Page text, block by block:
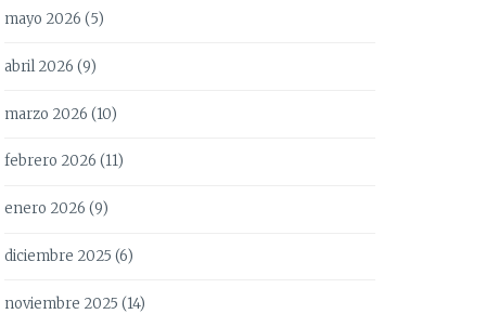
mayo 2026 (5)
abril 2026 (9)
marzo 2026 (10)
febrero 2026 (11)
enero 2026 (9)
diciembre 2025 (6)
noviembre 2025 (14)